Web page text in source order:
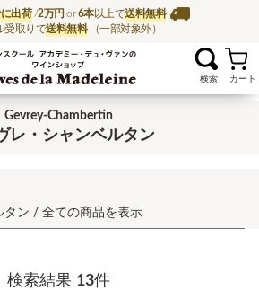
出荷/2万円 or6本以上で送料無料
取りで送料無料 （一部対象外）
ワイン通販ならワイ
お気に入
Gevrey-Chambertin
レ・シャンベルタン
タン / 全ての商品を表示
検索結果 13件